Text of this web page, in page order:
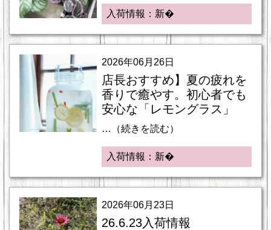
入荷情報：新�
2026年06月26日
店長おすすめ】夏の疲れを
香りで癒やす。初心者でも
安心な「レモングラス」
…（続きを読む）
入荷情報：新�
2026年06月23日
26.6.23入荷情報